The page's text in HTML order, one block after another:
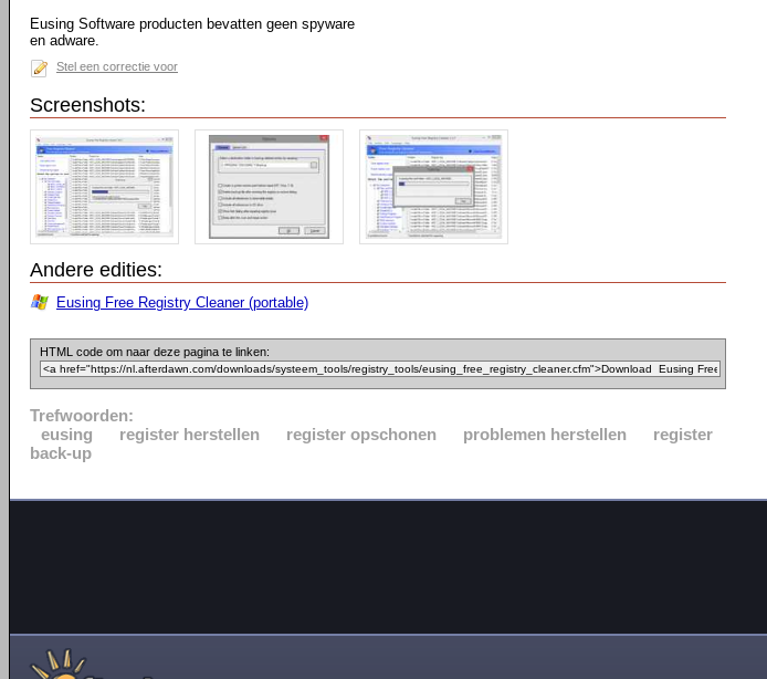
Eusing Software producten bevatten geen spyware
en adware.
Stel een correctie voor
Screenshots:
Andere edities:
Eusing Free Registry Cleaner (portable)
HTML code om naar deze pagina te linken:
Trefwoorden:
eusing
register herstellen register opschonen problemen herstellen
register
back-up